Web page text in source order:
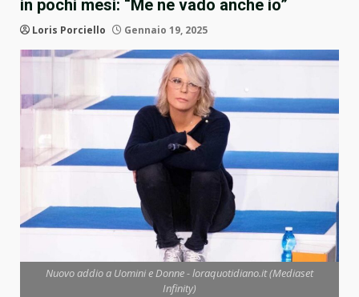
in pochi mesi: “Me ne vado anche io”
Loris Porciello Gennaio 19, 2025
Nuovo addio a Uomini e Donne - loraquotidiano.it (Mediaset
Infinity)